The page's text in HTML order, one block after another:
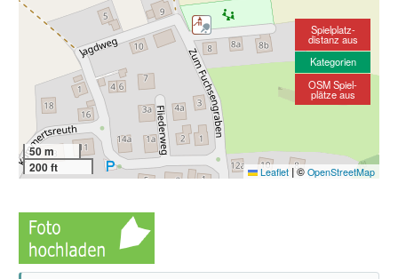
50 m
200 ft
Leaflet |© OpenStreetMap
Spielplatz-
distanz aus
Kategorien
OSM Spiel-
plätze aus